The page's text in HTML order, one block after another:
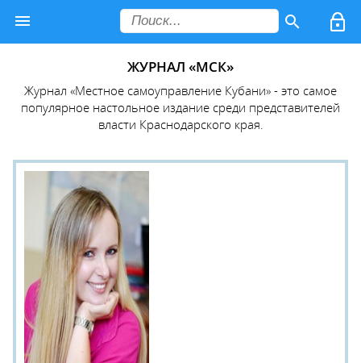
ЖУРНАЛ «МСК»
Журнал «Местное самоуправление Кубани» - это самое
популярное настольное издание среди представителей
власти Краснодарского края.